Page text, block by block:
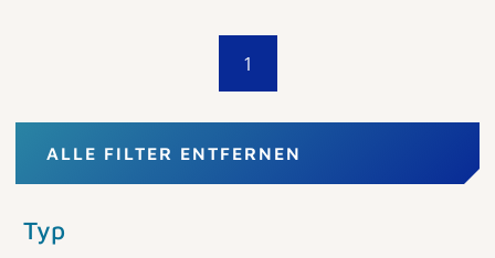
1
ALLE FILTER ENTFERNEN
Typ